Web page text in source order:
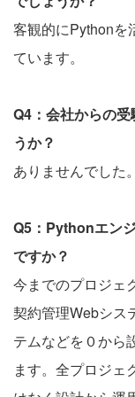
客観的にPythonを
ています。
Q4：会社からの
うか？
ありませんでした。
Q5：Pythonエン
ですか？
今までのプロジェ
契約管理Webシス
テムなどを０から
ます。全プロジェ